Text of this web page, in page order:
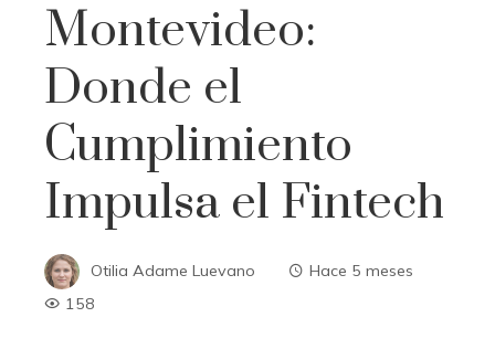
Montevideo:
Donde el
Cumplimiento
Impulsa el Fintech
Otilia Adame Luevano
Hace 5 meses
158